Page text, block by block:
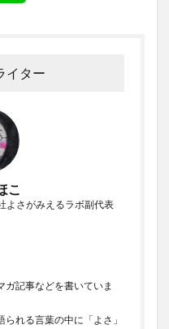
イター
こ
さがみえるラボ副代表
ガ記事などを書いていま
れる言葉の中に「よさ」